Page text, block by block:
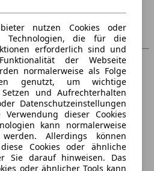
nutzen Cookies oder
Technologien, die für die
erforderlich sind und
der Webseite
normalerweise als Folge
genutzt, um wichtige
und Aufrechterhalten
Datenschutzeinstellungen
dieser Cookies
kann normalerweise
Allerdings können
Cookies oder ähnliche
Sie darauf hinweisen. Das
oder ähnlicher Tools kann